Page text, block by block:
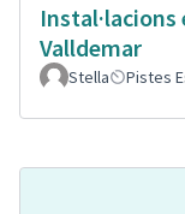
Valldemar
Stella Pistes